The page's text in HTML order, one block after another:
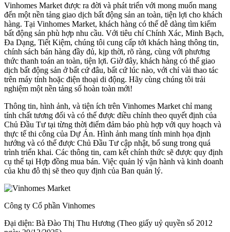
Vinhomes Market được ra đời và phát triển với mong muốn mang
đến một nền tảng giao dịch bất động sản an toàn, tiện lợi cho khách
hàng. Tại Vinhomes Market, khách hàng có thể dễ dàng tìm kiếm
bất động sản phù hợp nhu cầu. Với tiêu chí Chính Xác, Minh Bạch,
Đa Dạng, Tiết Kiệm, chúng tôi cung cấp tới khách hàng thông tin,
chính sách bán hàng đầy đủ, kịp thời, rõ ràng, cùng với phương
thức thanh toán an toàn, tiện lợi. Giờ đây, khách hàng có thể giao
dịch bất động sản ở bất cứ đâu, bất cứ lúc nào, với chỉ vài thao tác
trên máy tính hoặc điện thoại di động. Hãy cùng chúng tôi trải
nghiệm một nền tảng số hoàn toàn mới!
Thông tin, hình ảnh, và tiện ích trên Vinhomes Market chỉ mang
tính chất tương đối và có thể được điều chỉnh theo quyết định của
Chủ Đầu Tư tại từng thời điểm đảm bảo phù hợp với quy hoạch và
thực tế thi công của Dự Án. Hình ảnh mang tính minh họa định
hướng và có thể được Chủ Đầu Tư cập nhật, bổ sung trong quá
trình triển khai. Các thông tin, cam kết chính thức sẽ được quy định
cụ thể tại Hợp đồng mua bán. Việc quản lý vận hành và kinh doanh
của khu đô thị sẽ theo quy định của Ban quản lý.
Công ty Cổ phần Vinhomes
Đại diện: Bà Đào Thị Thu Hương (Theo giấy uỷ quyền số 2012